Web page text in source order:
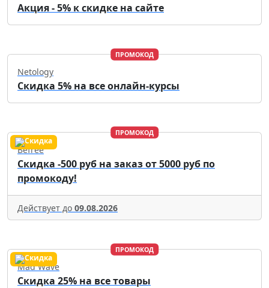
Акция - 5% к скидке на сайте
ПРОМОКОД
Netology
Скидка 5% на все онлайн-курсы
ПРОМОКОД
Befree
Скидка -500 руб на заказ от 5000 руб по
промокоду!
Действует до 09.08.2026
ПРОМОКОД
Mad Wave
Скидка 25% на все товары